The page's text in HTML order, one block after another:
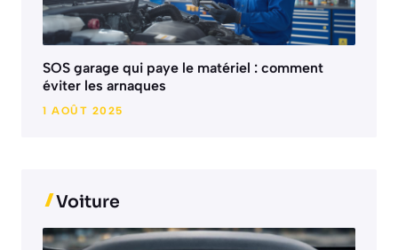
SOS garage qui paye le matériel : comment
éviter les arnaques
1 AOÛT 2025
Voiture